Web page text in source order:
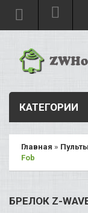
КАТЕГОРИИ
Главная »
Fob
БРЕЛОК Z-